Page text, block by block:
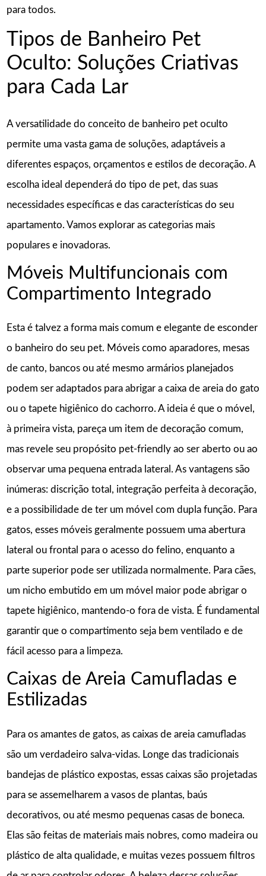
para todos.
Tipos de Banheiro Pet
Oculto: Soluções Criativas
para Cada Lar
A versatilidade do conceito de banheiro pet oculto
permite uma vasta gama de soluções, adaptáveis a
diferentes espaços, orçamentos e estilos de decoração. A
escolha ideal dependerá do tipo de pet, das suas
necessidades específicas e das características do seu
apartamento. Vamos explorar as categorias mais
populares e inovadoras.
Móveis Multifuncionais com
Compartimento Integrado
Esta é talvez a forma mais comum e elegante de esconder
o banheiro do seu pet. Móveis como aparadores, mesas
de canto, bancos ou até mesmo armários planejados
podem ser adaptados para abrigar a caixa de areia do gato
ou o tapete higiênico do cachorro. A ideia é que o móvel,
à primeira vista, pareça um item de decoração comum,
mas revele seu propósito pet-friendly ao ser aberto ou ao
observar uma pequena entrada lateral. As vantagens são
inúmeras: discrição total, integração perfeita à decoração,
e a possibilidade de ter um móvel com dupla função. Para
gatos, esses móveis geralmente possuem uma abertura
lateral ou frontal para o acesso do felino, enquanto a
parte superior pode ser utilizada normalmente. Para cães,
um nicho embutido em um móvel maior pode abrigar o
tapete higiênico, mantendo-o fora de vista. É fundamental
garantir que o compartimento seja bem ventilado e de
fácil acesso para a limpeza.
Caixas de Areia Camufladas e
Estilizadas
Para os amantes de gatos, as caixas de areia camufladas
são um verdadeiro salva-vidas. Longe das tradicionais
bandejas de plástico expostas, essas caixas são projetadas
para se assemelharem a vasos de plantas, baús
decorativos, ou até mesmo pequenas casas de boneca.
Elas são feitas de materiais mais nobres, como madeira ou
plástico de alta qualidade, e muitas vezes possuem filtros